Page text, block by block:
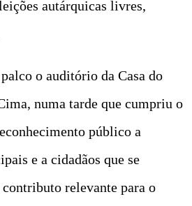
autárquicas livres,
o auditório da Casa do
numa tarde que cumpriu o
público a
e a cidadãos que se
contributo relevante para o